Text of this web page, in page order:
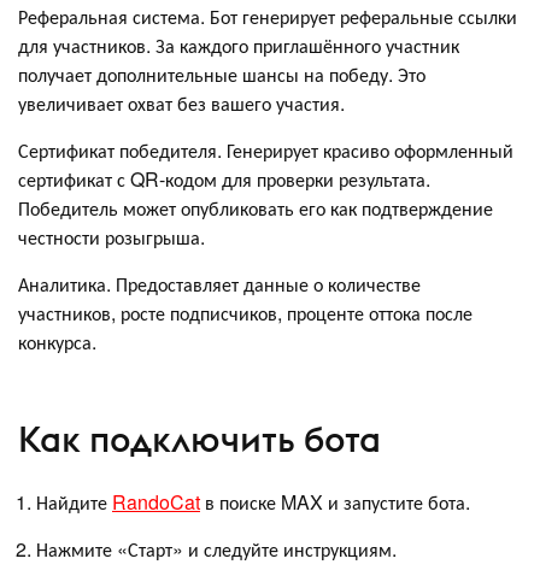
Реферальная система. Бот генерирует реферальные ссылки
для участников. За каждого приглашённого участник
получает дополнительные шансы на победу. Это
увеличивает охват без вашего участия.
Сертификат победителя. Генерирует красиво оформленный
сертификат с QR-кодом для проверки результата.
Победитель может опубликовать его как подтверждение
честности розыгрыша.
Аналитика. Предоставляет данные о количестве
участников, росте подписчиков, проценте оттока после
конкурса.
Как подключить бота
Найдите RandoCat в поиске MAX и запустите бота.
Нажмите «Старт» и следуйте инструкциям.